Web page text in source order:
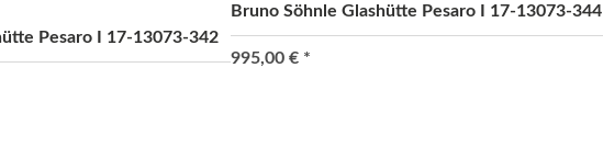
Pesaro I 17-13073-342
Bruno Söhnle Glashütte Pesaro I 17-13073-344
995,00 € *